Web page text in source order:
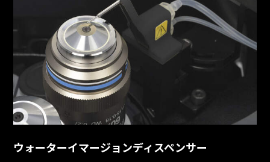
ウォーターイマージョンディスペンサー